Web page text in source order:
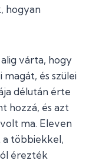
hogyan
várta, hogy
és szülei
délután érte
hozzá, és azt
ma. Eleven
többiekkel,
érezték